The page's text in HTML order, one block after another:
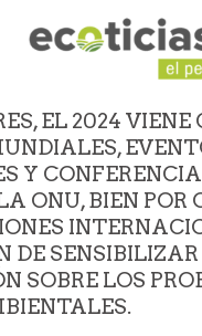
EL 2024
Y
ONU, BIEN POR
DE
SOBRE LOS